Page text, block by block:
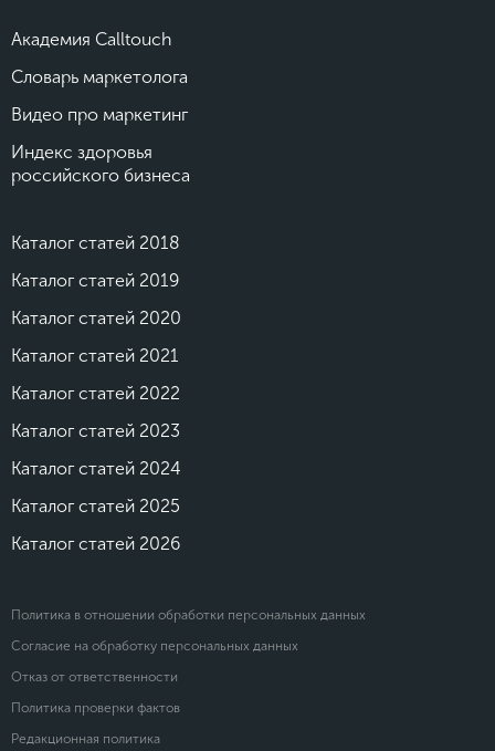
Академия Calltouch
Словарь маркетолога
Видео про маркетинг
Индекс здоровья
российского бизнеса
Каталог статей 2018
Каталог статей 2019
Каталог статей 2020
Каталог статей 2021
Каталог статей 2022
Каталог статей 2023
Каталог статей 2024
Каталог статей 2025
Каталог статей 2026
Политика в отношении обработки персональных данных
Согласие на обработку персональных данных
Отказ от ответственности
Политика проверки фактов
Редакционная политика